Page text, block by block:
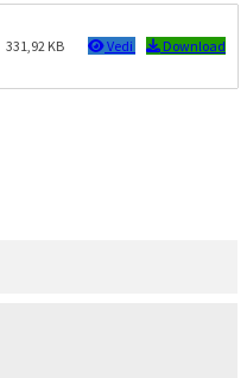
331,92 KB Vedi Download